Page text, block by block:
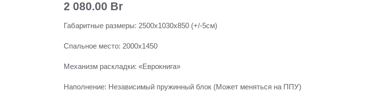
2 080.00 Br
Габаритные размеры: 2500х1030х850 (+/-5см)
Спальное место: 2000х1450
Механизм раскладки: «Еврокнига»
Наполнение: Независимый пружинный блок (Может меняться на ППУ)